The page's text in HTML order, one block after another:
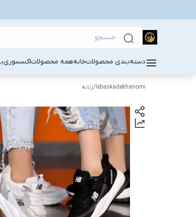
دسته‌بندی محصولاتخانههمه محصولاتاکسسوری
lebaskadekhanomi
/زنانه